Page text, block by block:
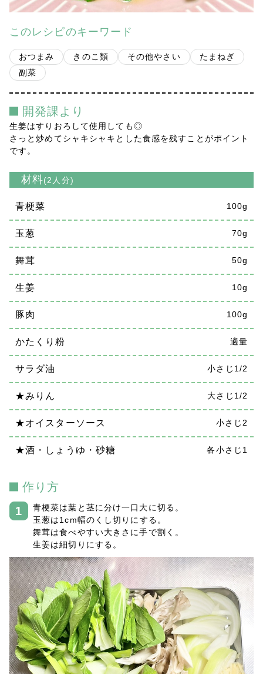
プライバシーポリシー
このレシピのキーワード
おつまみ きのこ類 その他やさい
たまねぎ
副菜
開発課より
生姜はすりおろして使用しても◎
さっと炒めてシャキシャキとした食感を残すことがポイント
です。
材料(2人分)
青梗菜 100g
玉葱 70g
舞茸 50g
生姜 10g
豚肉 100g
かたくり粉 適量
サラダ油 小さじ1/2
★みりん 大さじ1/2
★オイスターソース 小さじ2
★酒・しょうゆ・砂糖 各小さじ1
作り方
青梗菜は葉と茎に分け一口大に切る。
玉葱は1cm幅のくし切りにする。
舞茸は食べやすい大きさに手で割く。
生姜は細切りにする。